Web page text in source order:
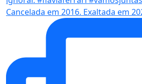
Cancelada em 2016. Exaltada em